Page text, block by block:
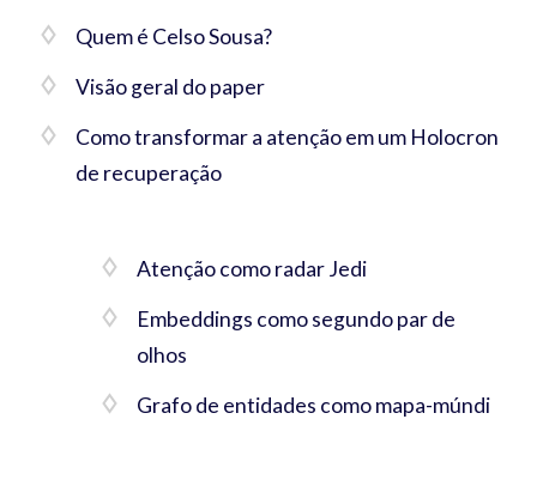
Quem é Celso Sousa?
Visão geral do paper
Como transformar a atenção em um Holocron
de recuperação
Atenção como radar Jedi
Embeddings como segundo par de
olhos
Grafo de entidades como mapa-múndi